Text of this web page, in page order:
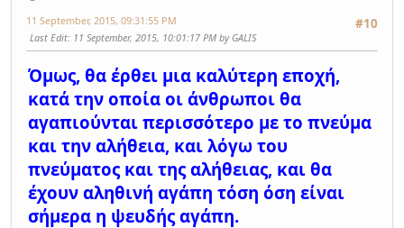
#10
11 September, 2015, 09:31:55 PM
Last Edit: 11 September, 2015, 10:01:17 PM by GALIS
Όμως, θα έρθει μια καλύτερη εποχή,
κατά την οποία οι άνθρωποι θα
αγαπιούνται περισσότερο με το πνεύμα
και την αλήθεια, και λόγω του
πνεύματος και της αλήθειας, και θα
έχουν αληθινή αγάπη τόση όση είναι
σήμερα η ψευδής αγάπη.